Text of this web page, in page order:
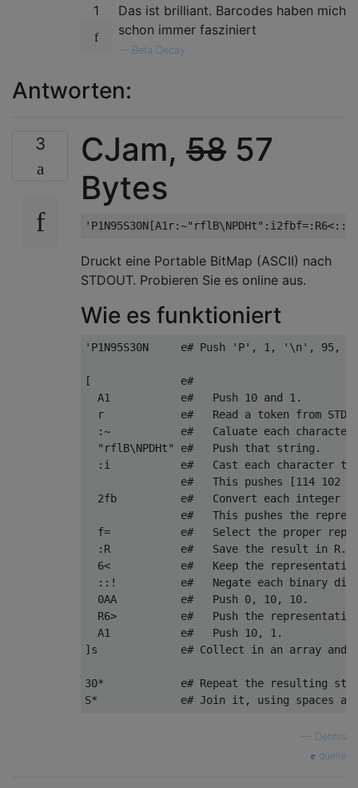
1
Das ist brilliant. Barcodes haben mich
schon immer fasziniert
Beta Decay
Antworten:
3 CJam, 58 57
Bytes
Druckt eine Portable BitMap (ASCII) nach
STDOUT. Probieren Sie es online aus.
Wie es funktioniert
'P1N95S30N     e# Push 'P', 1, '\n',
[              e#
  A1           e#   Push 10 and 1.
r            e#   Read a token from
:~           e#   Caluate each character
  "rflB\NPDHt" e#   Push that string.
:i           e#   Cast each character to
e#   This pushes [114 102
2fb          e#   Convert each integer
e#   This pushes the
f=           e#   Select the proper
  :R           e#   Save the result in R.
6<           e#   Keep the
::!          e#   Negate each binary
  0AA          e#   Push 0, 10, 10.
R6>          e#   Push the
  A1           e#   Push 10, 1.
]s             e# Collect in an array and
30*            e# Repeat the resulting
Dennis
quelle